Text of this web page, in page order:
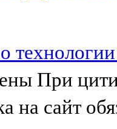
При
на сайт